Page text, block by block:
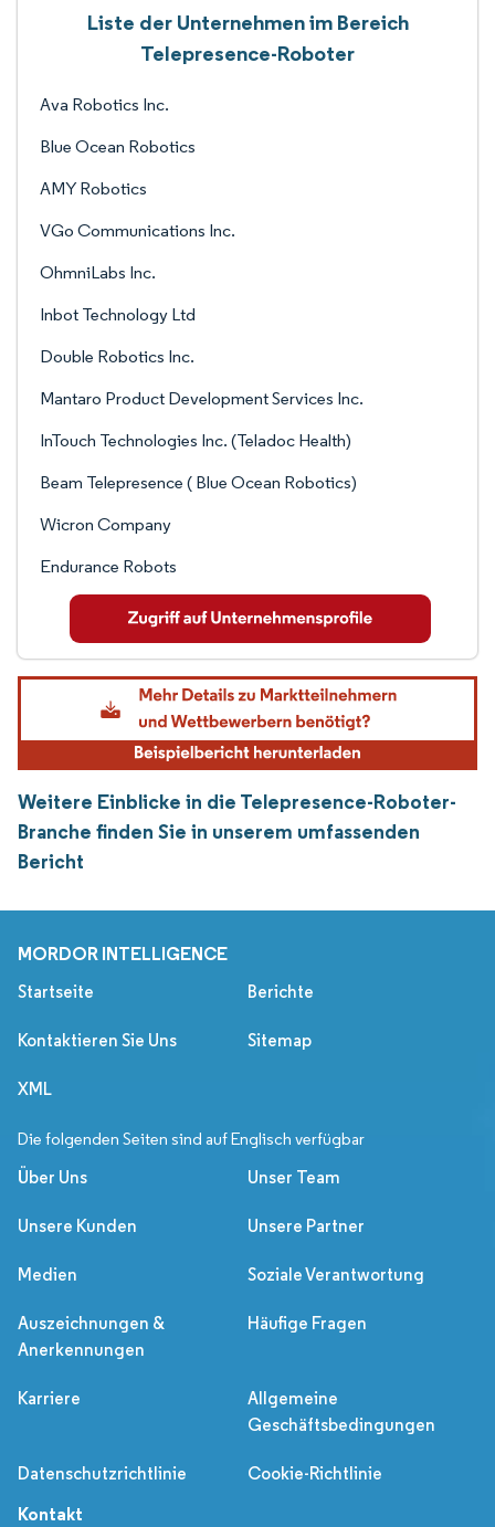
Liste der Unternehmen im Bereich
Telepresence-Roboter
Ava Robotics Inc.
Blue Ocean Robotics
AMY Robotics
VGo Communications Inc.
OhmniLabs Inc.
Inbot Technology Ltd
Double Robotics Inc.
Mantaro Product Development Services Inc.
InTouch Technologies Inc. (Teladoc Health)
Beam Telepresence ( Blue Ocean Robotics)
Wicron Company
Endurance Robots
Weitere Einblicke in die Telepresence-Roboter-
Branche finden Sie in unserem umfassenden
Bericht
MORDOR INTELLIGENCE
Startseite Berichte
Kontaktieren Sie Uns Sitemap
XML
Die folgenden Seiten sind auf Englisch verfügbar
Über Uns Unser Team
Unsere Kunden Unsere Partner
Medien Soziale Verantwortung
Auszeichnungen &
Anerkennungen
Häufige Fragen
Karriere
Allgemeine
Geschäftsbedingungen
Datenschutzrichtlinie Cookie-Richtlinie
Kontakt